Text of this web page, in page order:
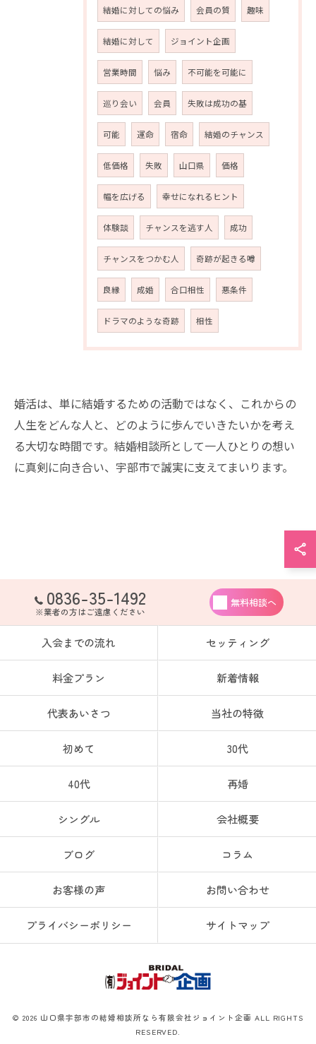
結婚に対しての悩み 会員の質 趣味
結婚に対して ジョイント企画
営業時間 悩み 不可能を可能に
巡り会い 会員 失敗は成功の基
可能 運命 宿命 結婚のチャンス
低価格 失敗 山口県 価格
幅を広げる 幸せになれるヒント
体験談 チャンスを逃す人 成功
チャンスをつかむ人 奇跡が起きる噂
良縁 成婚 合口相性 悪条件
ドラマのような奇跡 相性
婚活は、単に結婚するための活動ではなく、これからの
人生をどんな人と、どのように歩んでいきたいかを考え
る大切な時間です。結婚相談所として一人ひとりの想い
に真剣に向き合い、宇部市で誠実に支えてまいります。
0836-35-1492
※業者の方はご遠慮ください
無料相談へ
入会までの流れ セッティング
料金プラン 新着情報
代表あいさつ 当社の特徴
初めて 30代
40代 再婚
シングル 会社概要
ブログ コラム
お客様の声 お問い合わせ
プライバシーポリシー サイトマップ
© 2026 山口県宇部市の結婚相談所なら有限会社ジョイント企画 ALL RIGHTS
RESERVED.